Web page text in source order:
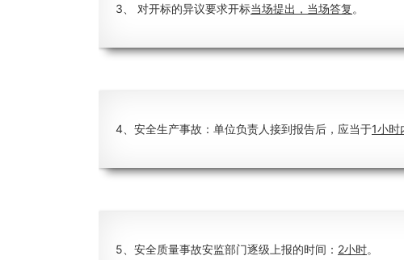
3、 对开标的异议要求开标当场提出，当场答复 。
4、安全生产事故：单位负责人接到报告后，应当于1小时
5、安全质量事故安监部门逐级上报的时间： 2小时。